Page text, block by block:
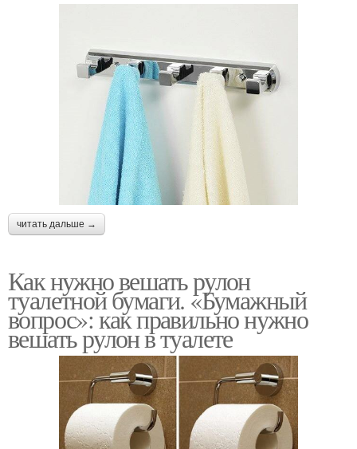
читать дальше →
Как нужно вешать рулон
туалетной бумаги. «Бумажный
вопрос»: как правильно нужно
вешать рулон в туалете